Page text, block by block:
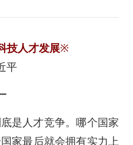
技人才发展※
平
是人才竞争。哪个国家
家最后就会拥有实力上